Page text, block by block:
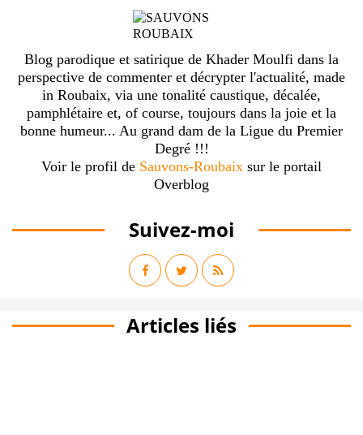
Blog parodique et satirique de Khader Moulfi dans la
perspective de commenter et décrypter l'actualité, made
in Roubaix, via une tonalité caustique, décalée,
pamphlétaire et, of course, toujours dans la joie et la
bonne humeur... Au grand dam de la Ligue du Premier
Degré !!!
Voir le profil de Sauvons-Roubaix sur le portail
Overblog
Suivez-moi
Articles liés